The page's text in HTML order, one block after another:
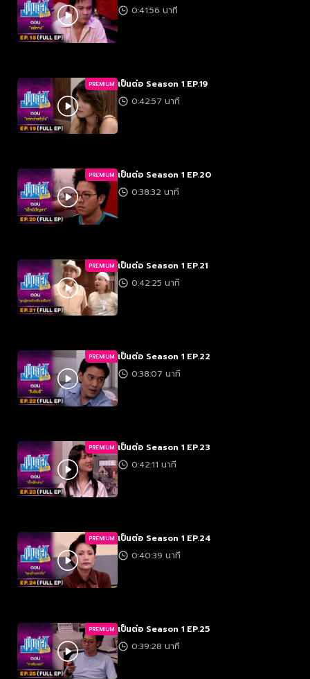
0:41:56 นาที
PREMIUM เป็นต่อ Season 1 EP.19
0:42:57 นาที
PREMIUM เป็นต่อ Season 1 EP.20
0:38:32 นาที
PREMIUM เป็นต่อ Season 1 EP.21
0:42:25 นาที
PREMIUM เป็นต่อ Season 1 EP.22
0:38:07 นาที
PREMIUM เป็นต่อ Season 1 EP.23
0:42:11 นาที
PREMIUM เป็นต่อ Season 1 EP.24
0:40:39 นาที
PREMIUM เป็นต่อ Season 1 EP.25
0:39:28 นาที